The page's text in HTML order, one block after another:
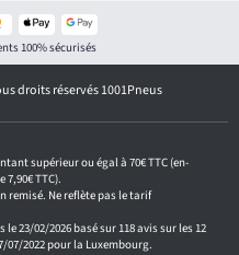
100% sécurisés
droits réservés 1001Pneus
supérieur ou égal à 70€ TTC (en-
TTC).
remisé. Ne reflète pas le tarif
23/02/2026 basé sur 118 avis sur les 12
07/2022 pour la Luxembourg.